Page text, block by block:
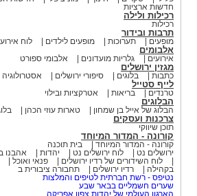
חדשות ארציות
רכילות ולילה
רכילות
תרבות ובידור
מופעים תערוכות מופעים לילדים לוח
אלבומים
אירועים גלריות מועדונים אלבומי ספורט
מגזין ירושלים
כתבות בלוגים סיפורי ירושלים אסטרולוגיה
לייף סטייל
טרנדים בריאות אטרקציות ובילוי
הבלוגים
הבלוג של אייל בן שמחון טארות עוזי הכהן
צרכנות ועסקים
תוכן שיווקי
קורונה - המדור המיוחד
קורונה - המדור המיוחד
בית תוכנה
ירושלים נט
לוח ירושלים נט יהדות אהבנו
לוח השידורים של רדיו ירושלים
פנאי ואוכל
בקהילה
רדיו ירושלים
תחבורה ציבורית ב
נטיפס - רשת חברתית לטיפים והמלצות
שערים חשמליים בבאר שבע
הארגון העולמי של יהדות צפון אפריקה